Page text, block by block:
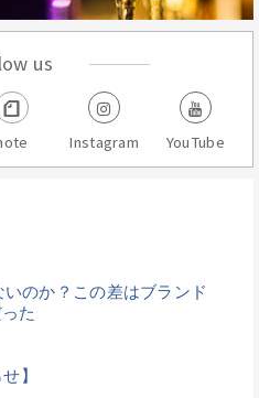
us
Instagram YouTube
のか？この差はブランド
た
】